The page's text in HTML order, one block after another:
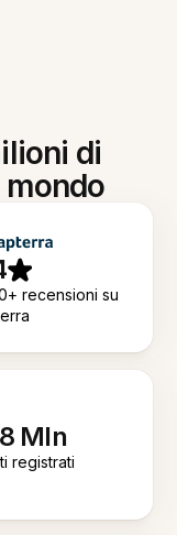
di
recensioni su
Mln
registrati